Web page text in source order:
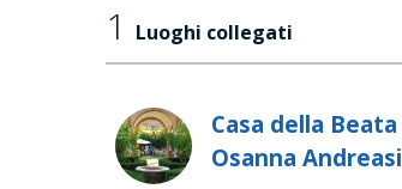
1 Luoghi collegati
Casa della Beata
Osanna Andreasi